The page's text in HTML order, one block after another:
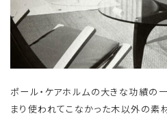
ポール・ケアホルムの大きな功績の
まり使われてこなかった木以外の素